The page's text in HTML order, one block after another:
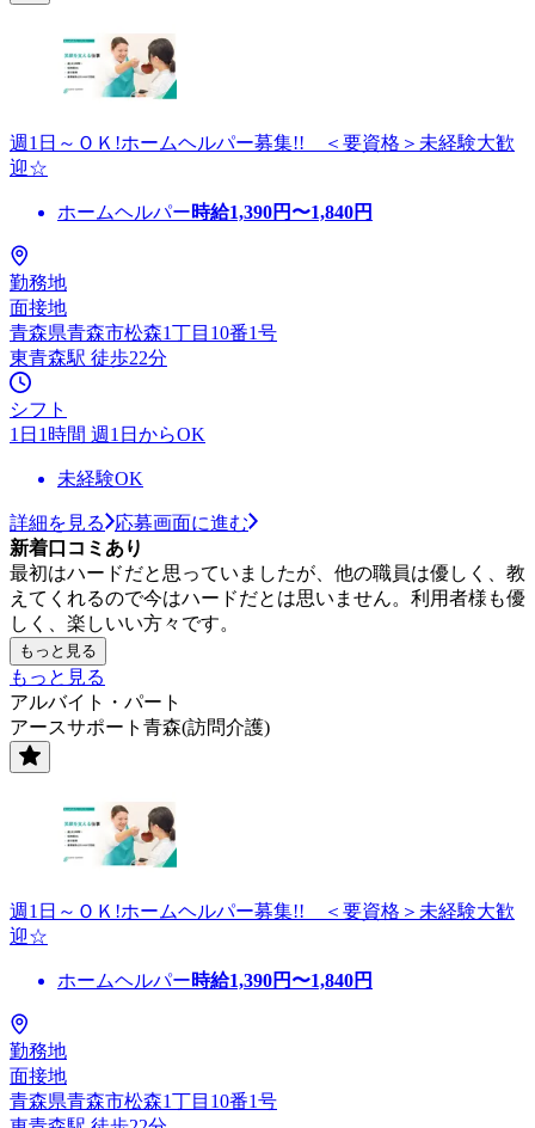
週1日～ＯＫ!ホームヘルパー募集!! ＜要資格＞未経験大歓
迎☆
ホームヘルパー時給1,390円〜1,840円
勤務地
面接地
青森県青森市松森1丁目10番1号
東青森駅 徒歩22分
シフト
1日1時間 週1日からOK
未経験OK
詳細を見る
応募画面に進む
新着口コミあり
最初はハードだと思っていましたが、他の職員は優しく、教
えてくれるので今はハードだとは思いません。利用者様も優
しく、楽しいい方々です。
もっと見る
もっと見る
アルバイト・パート
アースサポート青森(訪問介護)
週1日～ＯＫ!ホームヘルパー募集!! ＜要資格＞未経験大歓
迎☆
ホームヘルパー時給1,390円〜1,840円
勤務地
面接地
青森県青森市松森1丁目10番1号